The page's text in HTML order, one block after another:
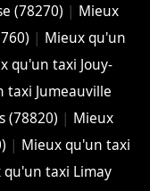
(78270) | Mieux
| Mieux qu'un
qu'un taxi Jouy-
taxi Jumeauville
(78820) | Mieux
| Mieux qu'un taxi
qu'un taxi Limay